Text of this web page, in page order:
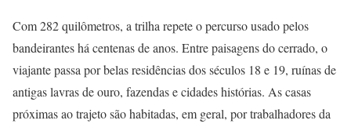
Com 282 quilômetros, a trilha repete o percurso usado pelos
bandeirantes há centenas de anos. Entre paisagens do cerrado, o
viajante passa por belas residências dos séculos 18 e 19, ruínas de
antigas lavras de ouro, fazendas e cidades histórias. As casas
próximas ao trajeto são habitadas, em geral, por trabalhadores da